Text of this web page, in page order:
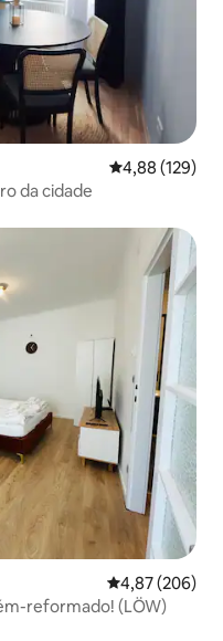
4,88 de uma
4,88 (129)
da cidade
4,87 de uma
4,87 (206)
reformado! (LÖW)